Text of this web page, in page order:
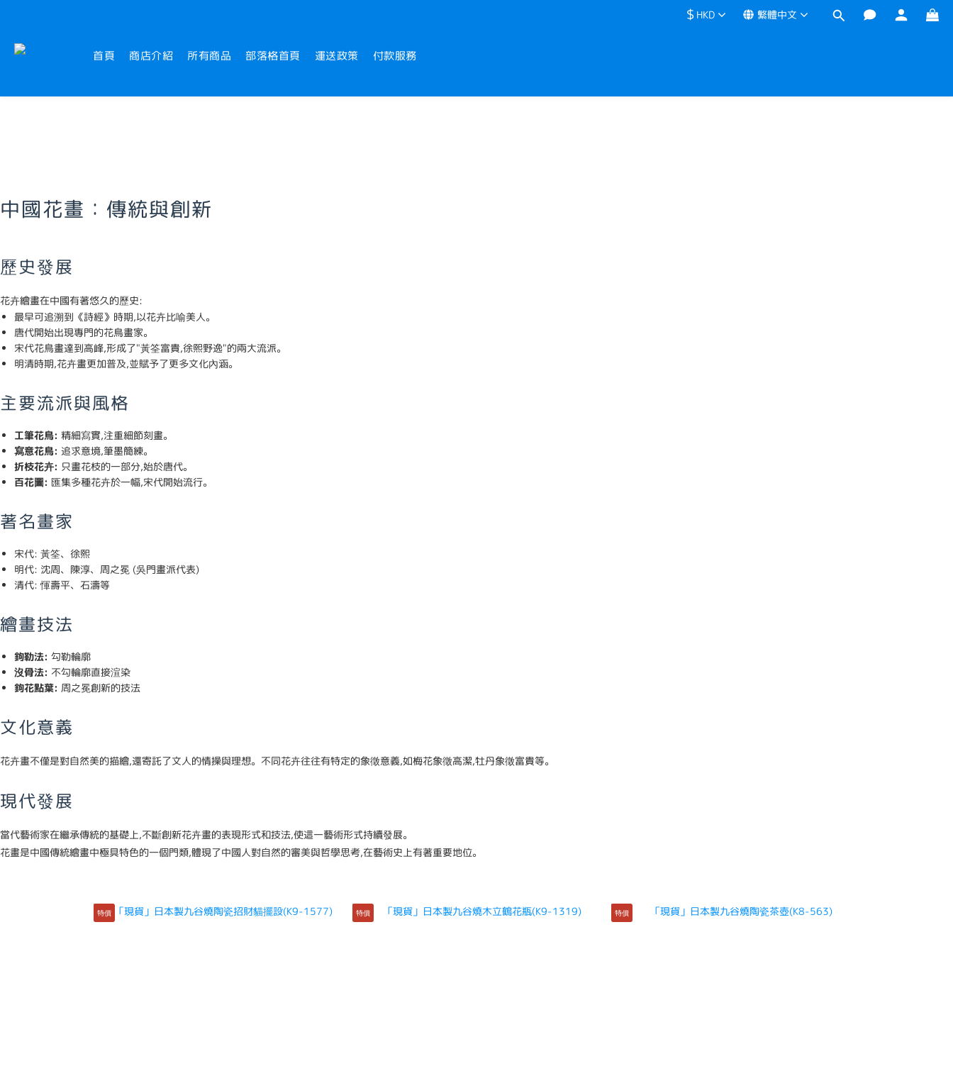
$ HKD 繁體中文
首頁 商店介紹 所有商品 部落格首頁 運送政策 付款服務
中國花畫：傳統與創新
歷史發展
花卉繪畫在中國有著悠久的歷史:
最早可追溯到《詩經》時期,以花卉比喻美人。
唐代開始出現專門的花鳥畫家。
宋代花鳥畫達到高峰,形成了"黃筌富貴,徐熙野逸"的兩大流派。
明清時期,花卉畫更加普及,並賦予了更多文化內涵。
主要流派與風格
工筆花鳥: 精細寫實,注重細節刻畫。
寫意花鳥: 追求意境,筆墨簡練。
折枝花卉: 只畫花枝的一部分,始於唐代。
百花圖: 匯集多種花卉於一幅,宋代開始流行。
著名畫家
宋代: 黃筌、徐熙
明代: 沈周、陳淳、周之冕 (吳門畫派代表)
清代: 惲壽平、石濤等
繪畫技法
鉤勒法: 勾勒輪廓
沒骨法: 不勾輪廓直接渲染
鉤花點葉: 周之冕創新的技法
文化意義
花卉畫不僅是對自然美的描繪,還寄託了文人的情操與理想。不同花卉往往有特定的象徵意義,如梅花象徵高潔,牡丹象徵富貴等。
現代發展
當代藝術家在繼承傳統的基礎上,不斷創新花卉畫的表現形式和技法,使這一藝術形式持續發展。
花畫是中國傳統繪畫中極具特色的一個門類,體現了中國人對自然的審美與哲學思考,在藝術史上有著重要地位。
特價 特價 特價